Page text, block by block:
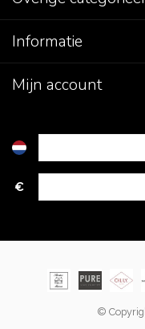
Informatie
Mijn account
€
©